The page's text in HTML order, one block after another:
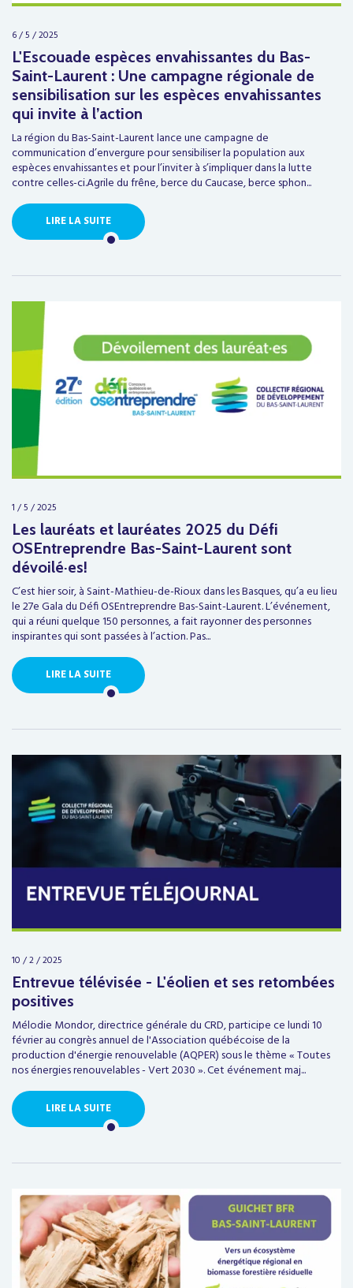
6 / 5 / 2025
L'Escouade espèces envahissantes du Bas-
Saint-Laurent : Une campagne régionale de
sensibilisation sur les espèces envahissantes
qui invite à l’action
La région du Bas-Saint-Laurent lance une campagne de
communication d’envergure pour sensibiliser la population aux
espèces envahissantes et pour l’inviter à s’impliquer dans la lutte
contre celles-ci.Agrile du frêne, berce du Caucase, berce sphon...
LIRE LA SUITE
1 / 5 / 2025
Les lauréats et lauréates 2025 du Défi
OSEntreprendre Bas-Saint-Laurent sont
dévoilé·es!
C’est hier soir, à Saint-Mathieu-de-Rioux dans les Basques, qu’a eu lieu
le 27e Gala du Défi OSEntreprendre Bas-Saint-Laurent. L’événement,
qui a réuni quelque 150 personnes, a fait rayonner des personnes
inspirantes qui sont passées à l’action. Pas...
LIRE LA SUITE
10 / 2 / 2025
Entrevue télévisée - L'éolien et ses retombées
positives
Mélodie Mondor, directrice générale du CRD, participe ce lundi 10
février au congrès annuel de l'Association québécoise de la
production d'énergie renouvelable (AQPER) sous le thème « Toutes
nos énergies renouvelables - Vert 2030 ». Cet événement maj...
LIRE LA SUITE